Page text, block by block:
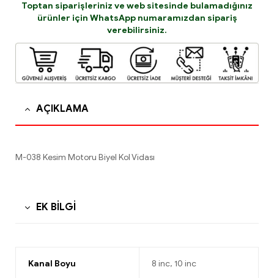
Toptan siparişleriniz ve web sitesinde bulamadığınız
ürünler için WhatsApp numaramızdan sipariş
verebilirsiniz.
AÇIKLAMA
M-038 Kesim Motoru Biyel Kol Vidası
EK BILGI
Kanal Boyu 8 inc, 10 inc